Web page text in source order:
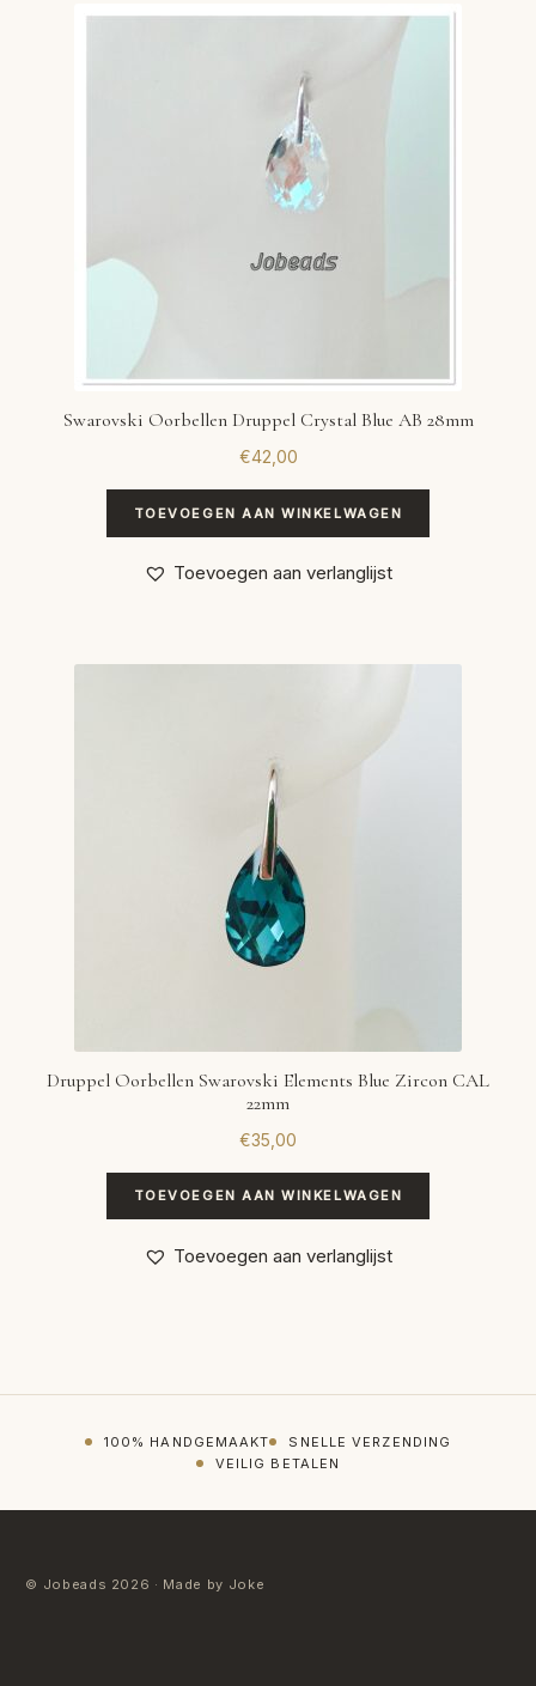
Swarovski Oorbellen Druppel Crystal Blue AB 28mm
€42,00
TOEVOEGEN AAN WINKELWAGEN
Toevoegen aan verlanglijst
Druppel Oorbellen Swarovski Elements Blue Zircon CAL
22mm
€35,00
TOEVOEGEN AAN WINKELWAGEN
Toevoegen aan verlanglijst
100% HANDGEMAAKT
SNELLE VERZENDING
VEILIG BETALEN
© Jobeads 2026 · Made by Joke